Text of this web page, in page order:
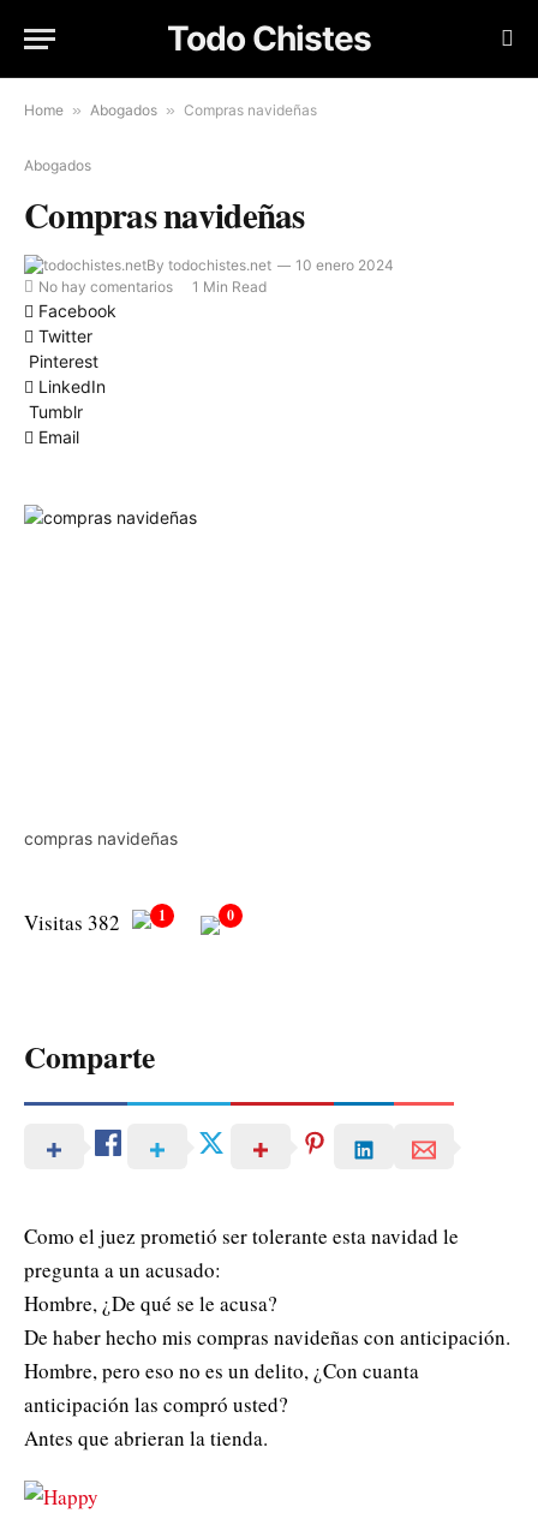
Todo Chistes
Home » Abogados » Compras navideñas
Abogados
Compras navideñas
By todochistes.net
10 enero 2024
No hay comentarios
1 Min Read
Facebook
Twitter
Pinterest
LinkedIn
Tumblr
Email
compras navideñas
Visitas 382 1 0
Comparte
Como el juez prometió ser tolerante esta navidad le
pregunta a un acusado:
Hombre, ¿De qué se le acusa?
De haber hecho mis compras navideñas con anticipación.
Hombre, pero eso no es un delito, ¿Con cuanta
anticipación las compró usted?
Antes que abrieran la tienda.